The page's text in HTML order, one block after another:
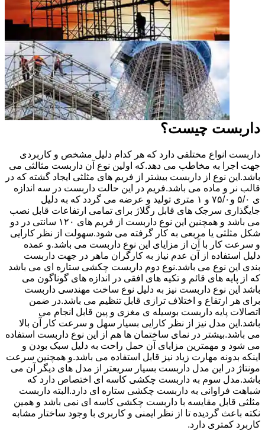
داربست چیست؟
داربست انواع مختلفی دارد که هر کدام دلیل مشخص و کاربردی
جهت اجرا به مخاطب می دهد.که اولین نوع آن داربست مثالثی می
باشد.این نوع از داربست بیشتر از فریم های مثلثی ایجاد گشته که در
قالب نر و ماده می باشد.فریم در این حالت داربست در سه اندازه
ی ۵/۰ و۷۵/۰ و ۱ متری تولید و عرضه می گردد که به دلیل
جایگذاری سرجک های قابل رگلاژ برای تمامی ارتفاعات قابل نصب
می باشد و همچنین این نوع داربست از فریم های ۱۲۰ سانتی در دو
شکل مثلثی یا مربعی به کار گرفته می شود.سهولت از نظر کارایی
و سرعت کار با آن از مزایای این نوع داربست می باشد.و عمده
دلیل استفاده از آن عدم نیاز به کارگران ماهر در جهت داربست
بندی این نوع می باشد.نوع دوم داربست چکشی ستاره ای می باشد
که از پایه های قائم و تکیه های افقی در اندازه های گوناگون می
باشد این نوع داربست نیز به دلیل نوع ساخت مهندسی داربست
برای هر ارتفاع و اختلاف ترازی قابل تنظیم می باشد.در ضمن
اتصالات پایه داربست بوسیله ی مغزی و پین قابل انجام می
باشد.این مدل نیز از نظر کارایی بسیار سهل و سرعت کار آن بالا
می باشد.بیشتر در نمای ساختمان ها هم از این نوع داربست استفاده
می شود و مهمترین مزایای آن حمل راحت به دلیل سبک بودن و
اینکه بدونه مهارت زیاد نیز قابل استفاده می باشد.و همچنین سرعت
مونتاژ در این مدل داربست بسیار سریعتر از مدل های دیگر آن می
باشد.مدل سوم به داربست چکشی کاسه ای اختصاص دارد که
شباهت فراوانی به داربست چکشی ستاره ای دارد.البته داربست
مثلثی قابل مقایسه با داربست چکشی کاسه ای نمی باشد و همین
نکته باعث گردیده تا از نظر ایمنی و کاربری با وجود ساختار مشابه
کاربرد کمتری دارد.